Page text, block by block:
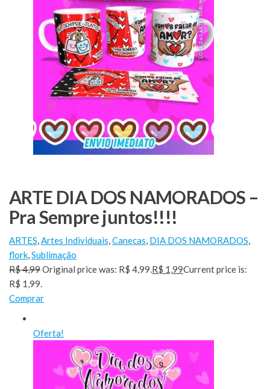
ARTE DIA DOS NAMORADOS –
Pra Sempre juntos!!!!
ARTES,Artes Individuais,Canecas, DIA DOS NAMORADOS,
flork,Sublimação
R$ 4,99Original price was: R$ 4,99.R$ 1,99Current price is:
R$ 1,99.
Comprar
Oferta!